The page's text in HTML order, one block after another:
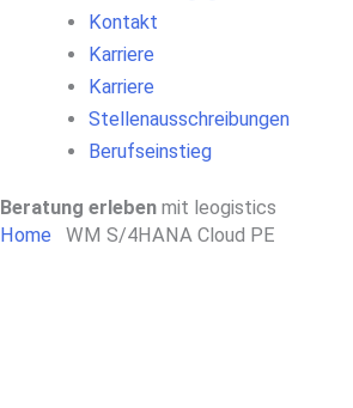
Kontakt
Karriere
Karriere
Stellenausschreibungen
Berufseinstieg
Beratung erleben mit leogistics
Home
WM S/4HANA Cloud PE